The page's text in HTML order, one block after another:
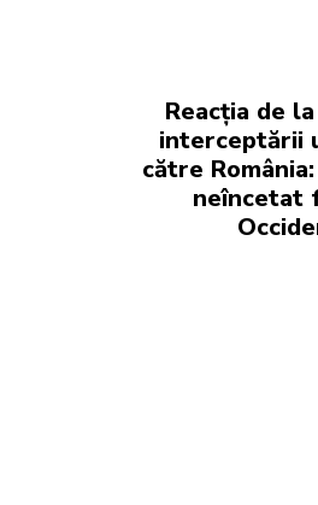
Reacția de
interceptării
către
neîncetat